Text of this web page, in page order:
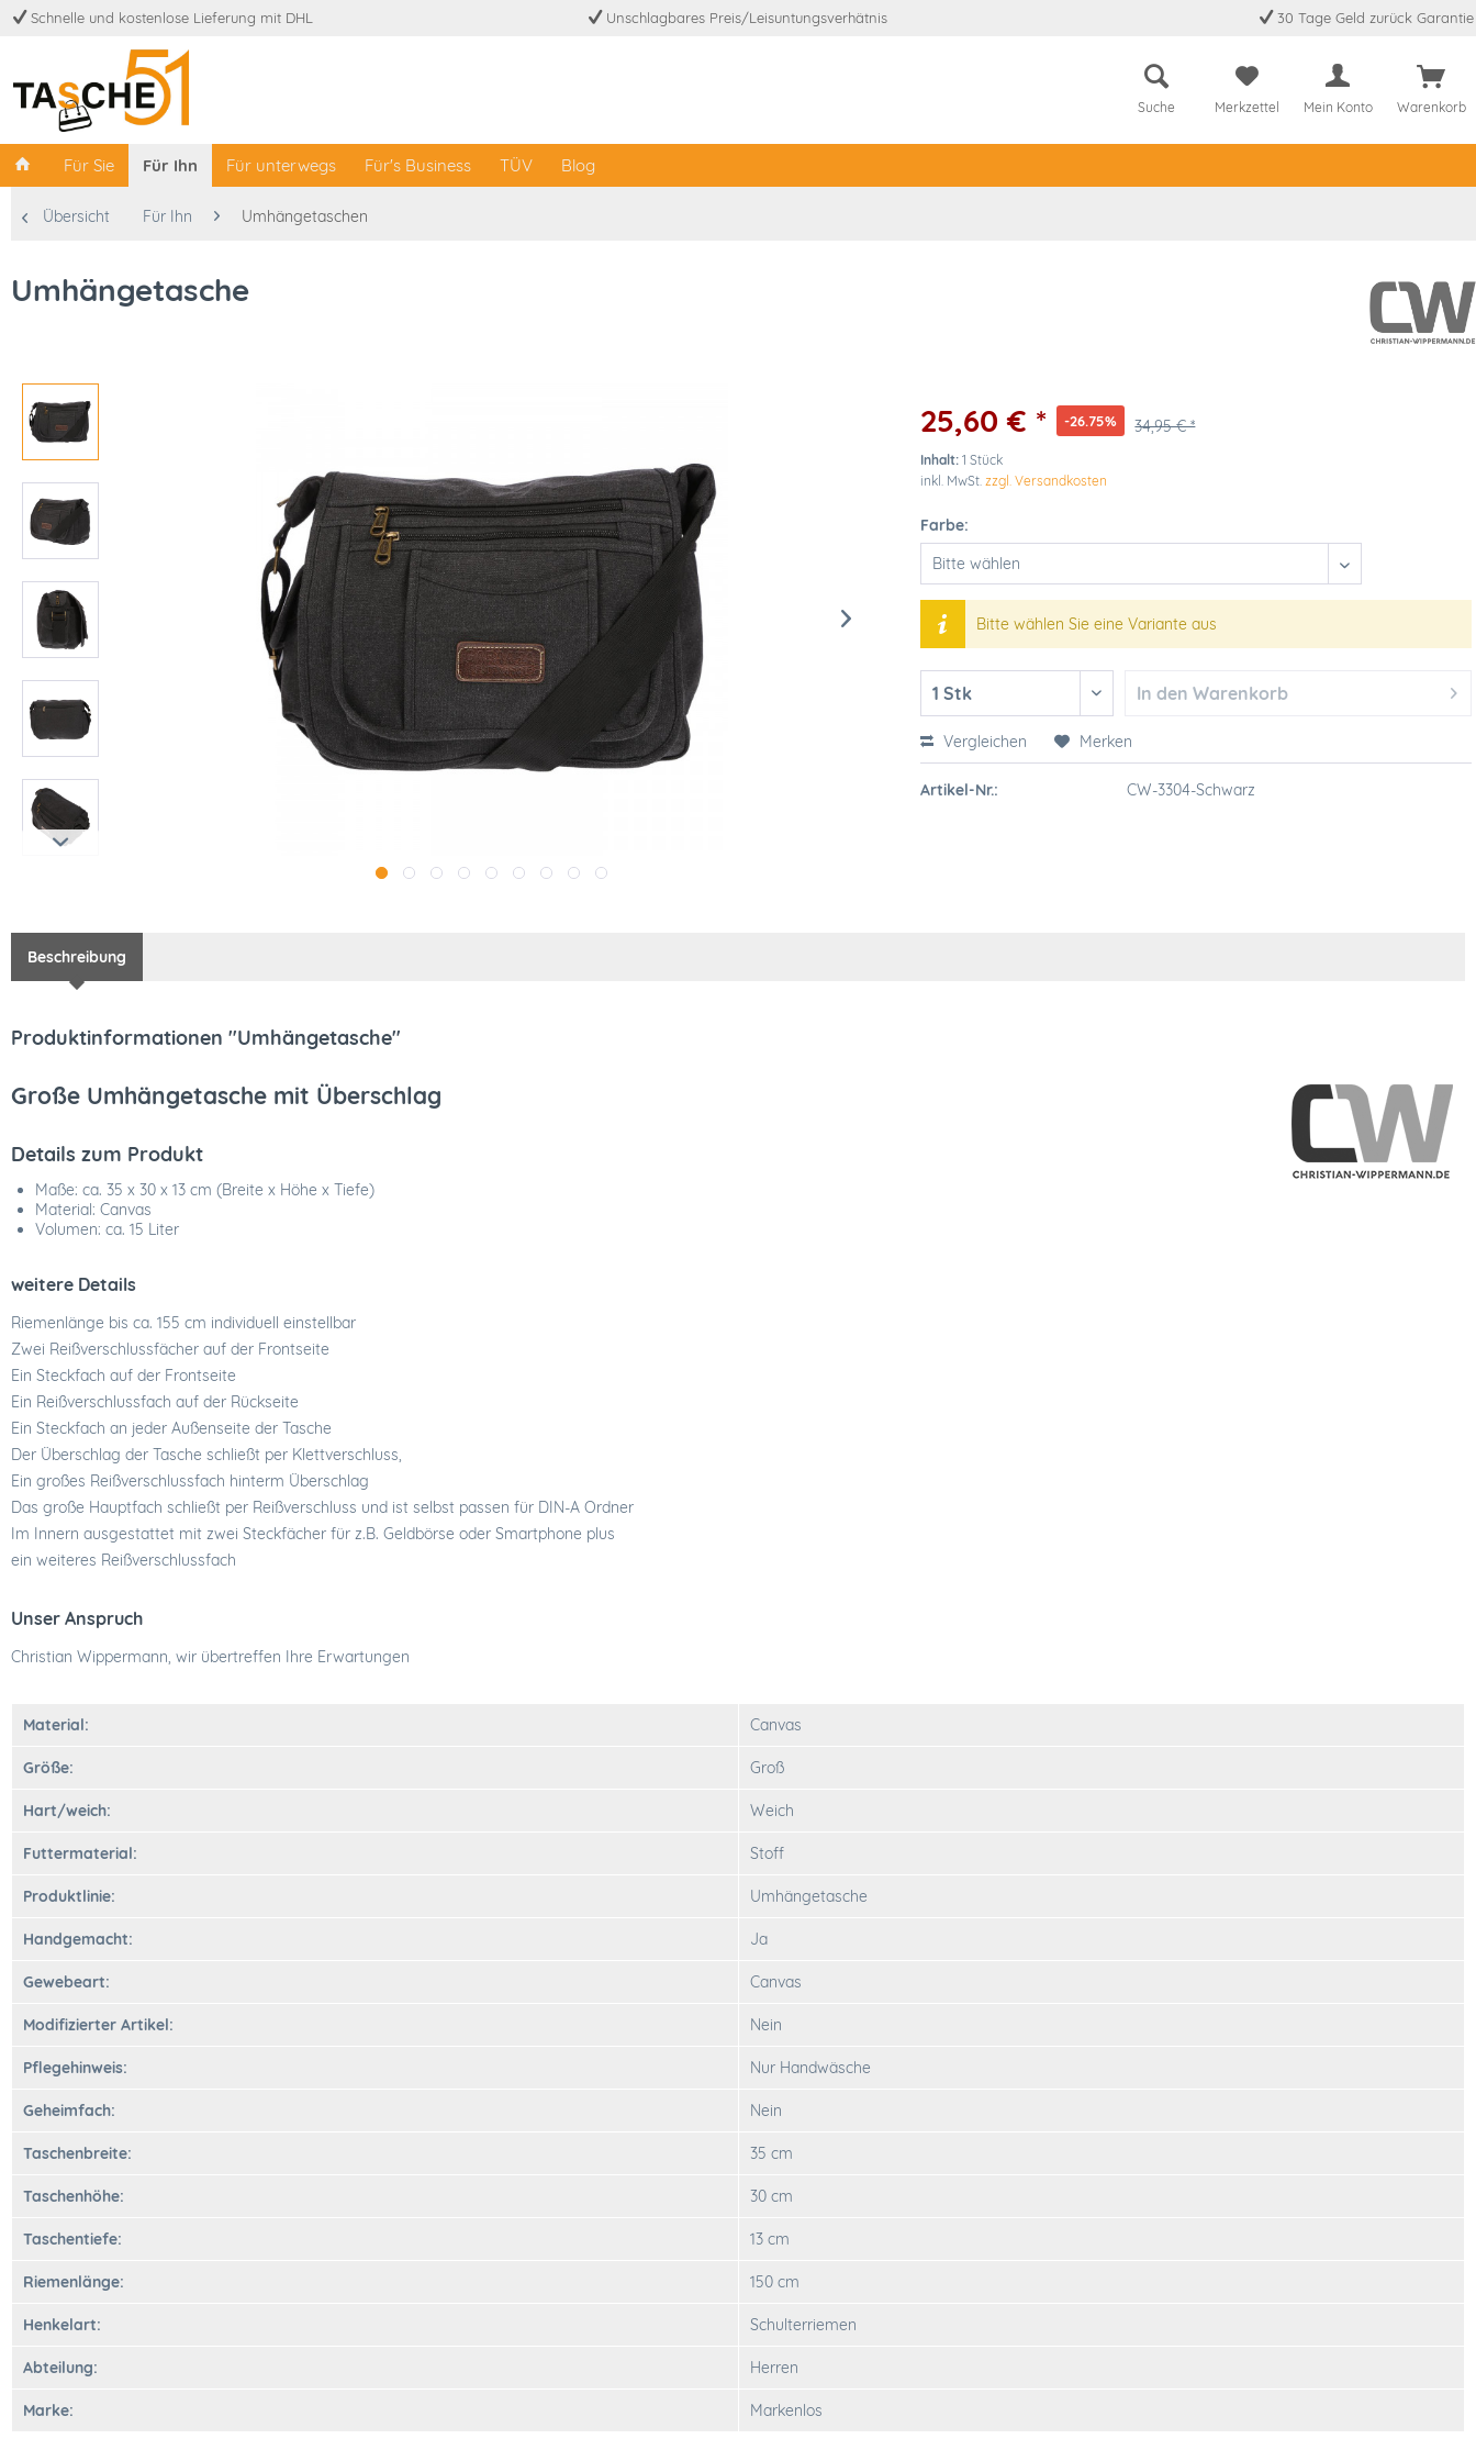
Schnelle und kostenlose Lieferung mit DHL Unschlagbares Preis/Leisuntungsverhätnis 30 Tage Geld zurück Garantie
Suche Merkzettel Mein Konto Warenkorb
Für Sie Für Ihn Für unterwegs Für's Business TÜV Blog
Übersicht Für Ihn Umhängetaschen
Umhängetasche
25,60 € * -26.75% 34,95 € *
Inhalt:1 Stück
inkl. MwSt.zzgl. Versandkosten
Farbe:
Bitte wählen Sie eine Variante aus
In den Warenkorb
Vergleichen Merken
Artikel-Nr.: CW-3304-Schwarz
Beschreibung
Produktinformationen "Umhängetasche"
Große Umhängetasche mit Überschlag
Details zum Produkt
Maße: ca. 35 x 30 x 13 cm (Breite x Höhe x Tiefe)
Material: Canvas
Volumen: ca. 15 Liter
weitere Details
Riemenlänge bis ca. 155 cm individuell einstellbar
Zwei Reißverschlussfächer auf der Frontseite
Ein Steckfach auf der Frontseite
Ein Reißverschlussfach auf der Rückseite
Ein Steckfach an jeder Außenseite der Tasche
Der Überschlag der Tasche schließt per Klettverschluss,
Ein großes Reißverschlussfach hinterm Überschlag
Das große Hauptfach schließt per Reißverschluss und ist selbst passen für DIN-A Ordner
Im Innern ausgestattet mit zwei Steckfächer für z.B. Geldbörse oder Smartphone plus
ein weiteres Reißverschlussfach
Unser Anspruch
Christian Wippermann, wir übertreffen Ihre Erwartungen
Material: Canvas
Größe: Groß
Hart/weich: Weich
Futtermaterial: Stoff
Produktlinie: Umhängetasche
Handgemacht: Ja
Gewebeart: Canvas
Modifizierter Artikel: Nein
Pflegehinweis: Nur Handwäsche
Geheimfach: Nein
Taschenbreite: 35 cm
Taschenhöhe: 30 cm
Taschentiefe: 13 cm
Riemenlänge: 150 cm
Henkelart: Schulterriemen
Abteilung: Herren
Marke: Markenlos